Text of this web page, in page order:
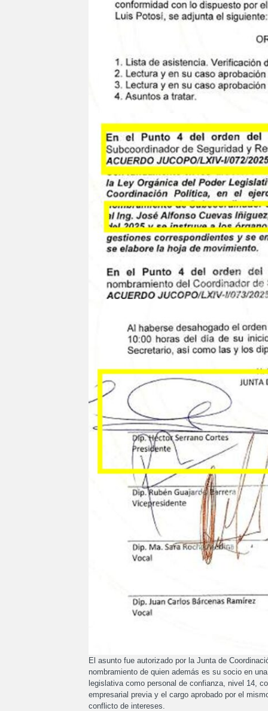
El asunto fue autorizado por la Junta de
nombramiento de quien además es su socio en
legislativa como personal de confianza, nivel 14,
empresarial previa y el cargo aprobado por el
conflicto de intereses.